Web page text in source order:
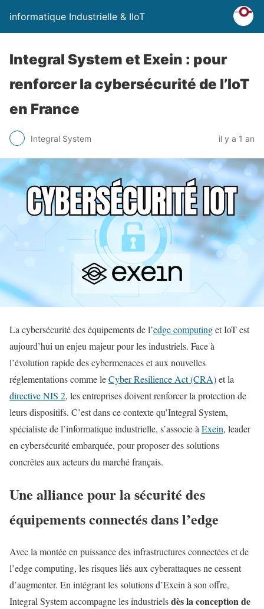
informatique Industrielle & IIoT
Integral System et Exein : pour
renforcer la cybersécurité de l’IoT
en France
Integral System il y a 1 an
La cybersécurité des équipements de l’edge computinget IoT est
aujourd’hui un enjeu majeur pour les industriels. Face à
l’évolution rapide des cybermenaces et aux nouvelles
réglementations comme leCyber Resilience Act (CRA)et la
directive NIS 2, les entreprises doivent renforcer la protection de
leurs dispositifs. C’est dans ce contexte qu’Integral System,
spécialiste de l’informatique industrielle, s’associe àExein, leader
en cybersécurité embarquée, pour proposer des solutions
concrêtes aux acteurs du marché français.
Une alliance pour la sécurité des
équipements connectés dans l’edge
Avec la montée en puissance des infrastructures connectées et de
l’edge computing, les risques liés aux cyberattaques ne cessent
d’augmenter. En intégrant les solutions d’Exein à son offre,
Integral System accompagne les industrielsdès la conception de